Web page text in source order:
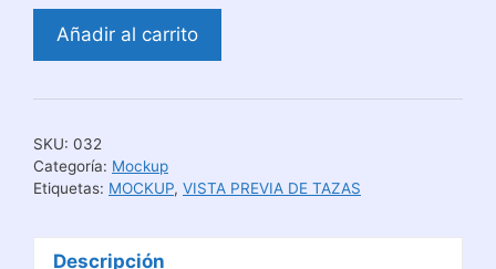
Mockup
cantidad
Añadir al carrito
SKU: 032
Categoría: Mockup
Etiquetas: MOCKUP, VISTA PREVIA DE TAZAS
Descripción